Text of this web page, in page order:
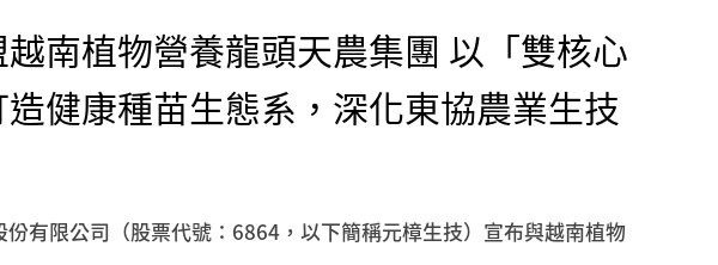
南植物營養龍頭天農集團 以「雙核心
健康種苗生態系，深化東協農業生技
份有限公司（股票代號：6864，以下簡稱元樟生技）宣布與越南植物